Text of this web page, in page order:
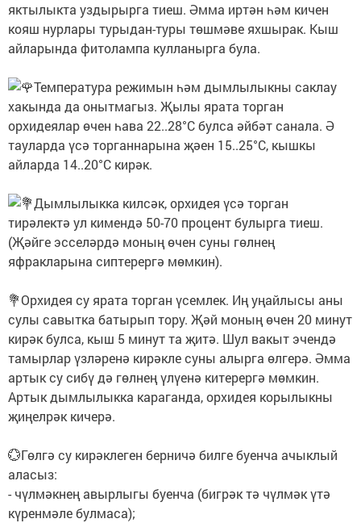
яктылыкта уздырырга тиеш. Әмма иртән һәм кичен
кояш нурлары турыдан-туры төшмәве яхшырак. Кыш
айларында фитолампа кулланырга була.
Температура режимын һәм дымлылыкны саклау
хакында да онытмагыз. Җылы ярата торган
орхидеялар өчен һава 22..28°С булса әйбәт санала. Ә
тауларда үсә торганнарына җәен 15..25°С, кышкы
айларда 14..20°С кирәк.
Дымлылыкка килсәк, орхидея үсә торган
тирәлектә ул кимендә 50-70 процент булырга тиеш.
(Җәйге эсселәрдә моның өчен суны гөлнең
яфракларына сиптерергә мөмкин).
💐Орхидея су ярата торган үсемлек. Иң уңайлысы аны
сулы савытка батырып тору. Җәй моның өчен 20 минут
кирәк булса, кыш 5 минут та җитә. Шул вакыт эчендә
тамырлар үзләренә кирәкле суны алырга өлгерә. Әмма
артык су сибү дә гөлнең үлүенә китерергә мөмкин.
Артык дымлылыкка караганда, орхидея корылыкны
җиңелрәк кичерә.
💮Гөлгә су кирәклеген берничә билге буенча ачыклый
аласыз:
- чүлмәкнең авырлыгы буенча (бигрәк тә чүлмәк үтә
күренмәле булмаса);